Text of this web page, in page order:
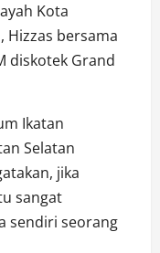
Kota
Hizzas bersama
diskotek Grand
Ikatan
Selatan
jika
sangat
sendiri seorang